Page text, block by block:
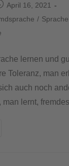
April 16, 2021
/ Sprache
lernen und
Toleranz, man
auch noch
man lernt,